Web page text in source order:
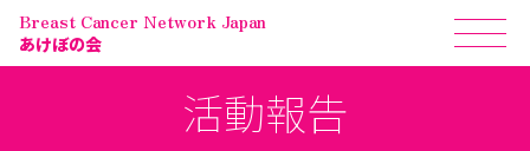
Breast Cancer Network Japan
あけぼの会
活動報告